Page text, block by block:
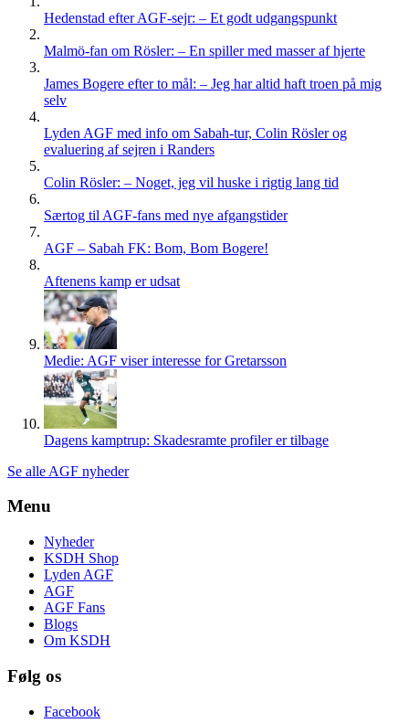
Hedenstad efter AGF-sejr: – Et godt udgangspunkt
Malmö-fan om Rösler: – En spiller med masser af hjerte
James Bogere efter to mål: – Jeg har altid haft troen på mig
selv
Lyden AGF med info om Sabah-tur, Colin Rösler og
evaluering af sejren i Randers
Colin Rösler: – Noget, jeg vil huske i rigtig lang tid
Særtog til AGF-fans med nye afgangstider
AGF – Sabah FK: Bom, Bom Bogere!
Aftenens kamp er udsat
Medie: AGF viser interesse for Gretarsson
Dagens kamptrup: Skadesramte profiler er tilbage
Se alle AGF nyheder
Menu
Nyheder
KSDH Shop
Lyden AGF
AGF
AGF Fans
Blogs
Om KSDH
Følg os
Facebook